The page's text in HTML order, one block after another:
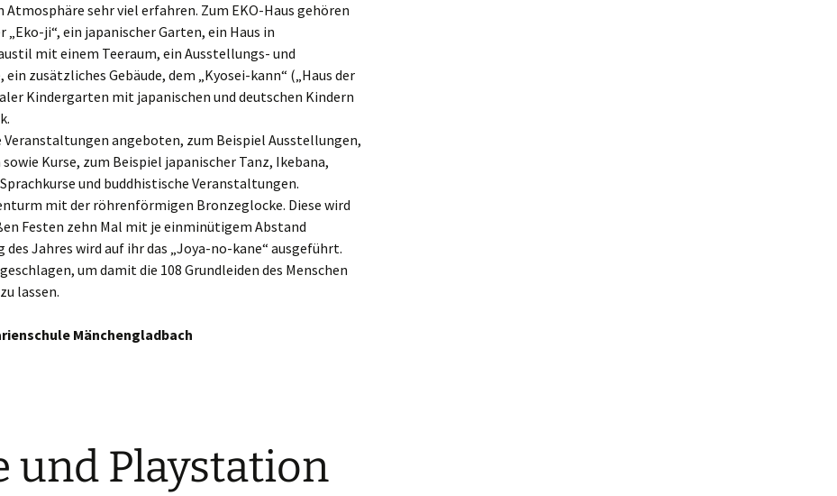
Rheurdt
Schermbeck
Schwalmtal
Solingen
Straelen
Tönisvorst
Viersen
Atmosphäre sehr viel erfahren. Zum EKO-Haus gehören
ji“, ein japanischer Garten, ein Haus in
mit einem Teeraum, ein Ausstellungs- und
zusätzliches Gebäude, dem „Kyosei-kann“ („Haus der
Kindergarten mit japanischen und deutschen Kindern
Veranstaltungen angeboten, zum Beispiel Ausstellungen,
Kurse, zum Beispiel japanischer Tanz, Ikebana,
und buddhistische Veranstaltungen.
mit der röhrenförmigen Bronzeglocke. Diese wird
Festen zehn Mal mit je einminütigem Abstand
Jahres wird auf ihr das „Joya-no-kane“ ausgeführt.
um damit die 108 Grundleiden des Menschen
lassen.
Mänchengladbach
und Playstation